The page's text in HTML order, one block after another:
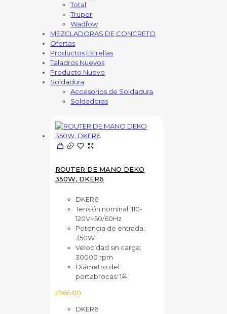
Total
Truper
Wadfow
MEZCLADORAS DE CONCRETO
Ofertas
Productos Estrellas
Taladros Nuevos
Producto Nuevo
Soldadura
Accesorios de Soldadura
Soldadoras
ROUTER DE MANO DEKO
350W, DKER6
DKER6
Tensión nominal: 110-
120V~50/60Hz
Potencia de entrada:
350W
Velocidad sin carga:
30000 rpm
Diámetro del
portabrocas: 1/4
L965.00
DKER6